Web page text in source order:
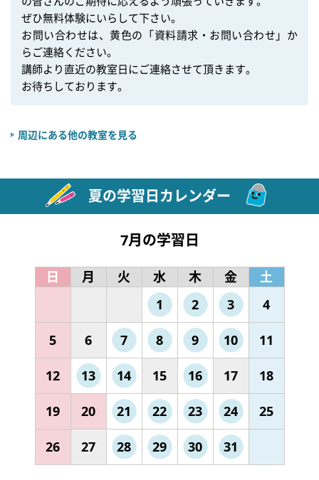
ぜひ無料体験にいらして下さい。
お問い合わせは、黄色の「資料請求・お問い合わせ」か
らご連絡ください。
講師より直近の教室日にご連絡させて頂きます。
お待ちしております。
周辺にある他の教室を見る
夏の学習日カレンダー
7月の学習日
日 月 火 水 木 金
土
1
2 3 4
5 6 7 8 9 10 11
12 13 14 15 16 17 18
19 20 21 22 23 24 25
26 27 28 29 30 31